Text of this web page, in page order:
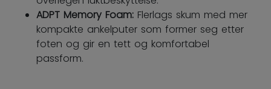
ADPT Memory Foam: Flerlags skum med mer
kompakte ankelputer som former seg etter
foten og gir en tett og komfortabel
passform.